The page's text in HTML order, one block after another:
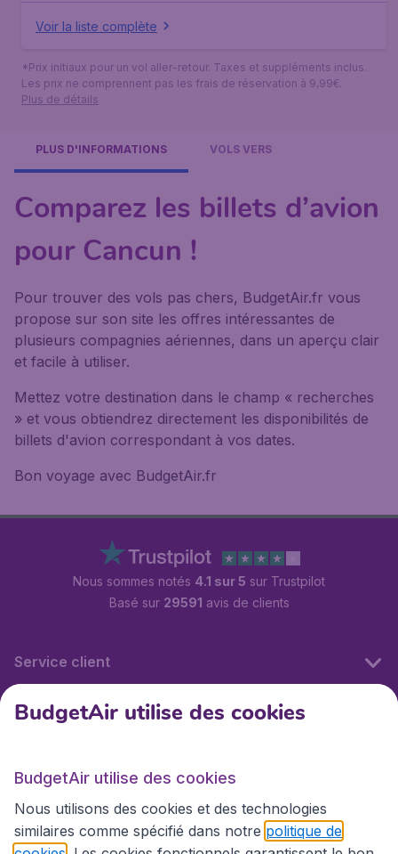
Voir la liste complète
*Prix initiaux pour un vol aller-retour. Taxes et suppléments inclus.
Les prix ne comprennent pas les frais de réservation à 9,99€.
Plus de détails
PLUS D'INFORMATIONS VOLS VERS
Comparez les billets d’avion
pour Cancun !
Pour trouver des vols pas chers, BudgetAir.fr vous
propose sur son site les offres intéressantes de
plusieurs compagnies aériennes, dans un aperçu clair
et facile à utiliser.
Mettez votre destination dans le champ « recherches
» et vous obtiendrez directement les disponibilités de
billets d'avion correspondant à vos dates.
Bon voyage avec BudgetAir.fr
Nous sommes notés 4.1 sur 5 sur Trustpilot
Basé sur 29591 avis de clients
Service client
BudgetAir.fr
Sites internationaux
BudgetAir utilise des cookies
BudgetAir utilise des cookies
Nous utilisons des cookies et des technologies
similaires comme spécifié dans notre politique de